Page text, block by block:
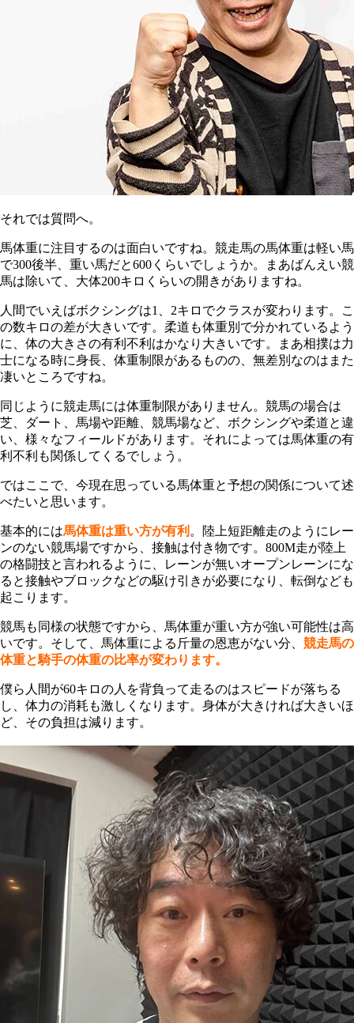
それでは質問へ。
馬体重に注目するのは面白いですね。競走馬の馬体重は軽い馬
で300後半、重い馬だと600くらいでしょうか。まあばんえい競
馬は除いて、大体200キロくらいの開きがありますね。
人間でいえばボクシングは1、2キロでクラスが変わります。こ
の数キロの差が大きいです。柔道も体重別で分かれているよう
に、体の大きさの有利不利はかなり大きいです。まあ相撲は力
士になる時に身長、体重制限があるものの、無差別なのはまた
凄いところですね。
同じように競走馬には体重制限がありません。競馬の場合は
芝、ダート、馬場や距離、競馬場など、ボクシングや柔道と違
い、様々なフィールドがあります。それによっては馬体重の有
利不利も関係してくるでしょう。
ではここで、今現在思っている馬体重と予想の関係について述
べたいと思います。
基本的には馬体重は重い方が有利 。陸上短距離走のようにレー
ンのない競馬場ですから、接触は付き物です。800M走が陸上
の格闘技と言われるように、レーンが無いオープンレーンにな
ると接触やブロックなどの駆け引きが必要になり、転倒なども
起こります。
競馬も同様の状態ですから、馬体重が重い方が強い可能性は高
いです。そして、馬体重による斤量の恩恵がない分、 競走馬の
体重と騎手の体重の比率が変わります。
僕ら人間が60キロの人を背負って走るのはスピードが落ちる
し、体力の消耗も激しくなります。身体が大きければ大きいほ
ど、その負担は減ります。